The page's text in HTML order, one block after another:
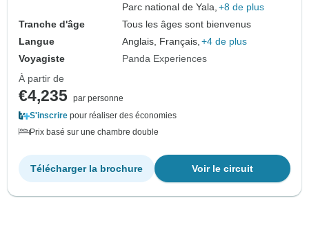
Parc national de Yala, +8 de plus
Tranche d'âge
Tous les âges sont bienvenus
Langue
Anglais, Français, +4 de plus
Voyagiste
Panda Experiences
À partir de
€4,235 par personne
S'inscrire pour réaliser des économies
Prix basé sur une chambre double
Voir le circuit
Télécharger la brochure